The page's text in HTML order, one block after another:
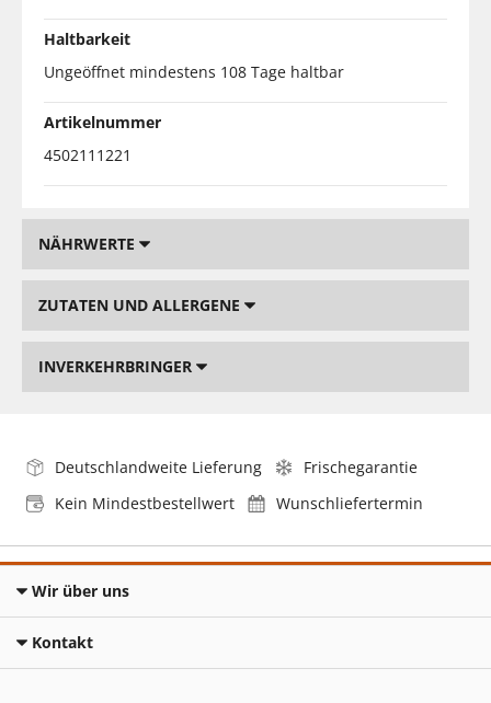
Haltbarkeit
Ungeöffnet mindestens 108 Tage haltbar
Artikelnummer
4502111221
NÄHRWERTE
ZUTATEN UND ALLERGENE
INVERKEHRBRINGER
Deutschlandweite Lieferung
Frischegarantie
Kein Mindestbestellwert
Wunschliefertermin
Wir über uns
Kontakt